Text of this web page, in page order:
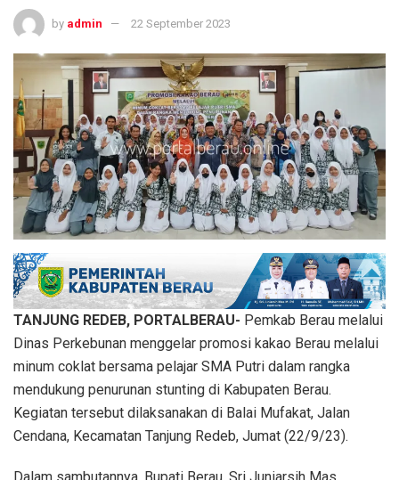
by admin 22 September 2023
TANJUNG REDEB, PORTALBERAU- Pemkab Berau melalui
Dinas Perkebunan menggelar promosi kakao Berau melalui
minum coklat bersama pelajar SMA Putri dalam rangka
mendukung penurunan stunting di Kabupaten Berau.
Kegiatan tersebut dilaksanakan di Balai Mufakat, Jalan
Cendana, Kecamatan Tanjung Redeb, Jumat (22/9/23).